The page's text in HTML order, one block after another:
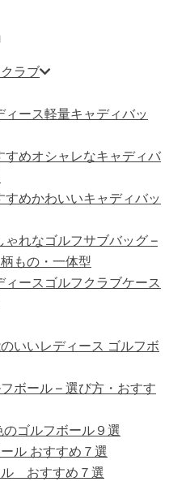
ラブ
ィース軽量キャディバッ
すめオシャレなキャディバ
すめかわいいキャディバッ
ゃれなゴルフサブバッグ –
もの・一体型
ィースゴルフクラブケース
いいレディース ゴルフボ
ボール – 選び方・おすす
ゴルフボール９選
ル おすすめ７選
ル おすすめ７選